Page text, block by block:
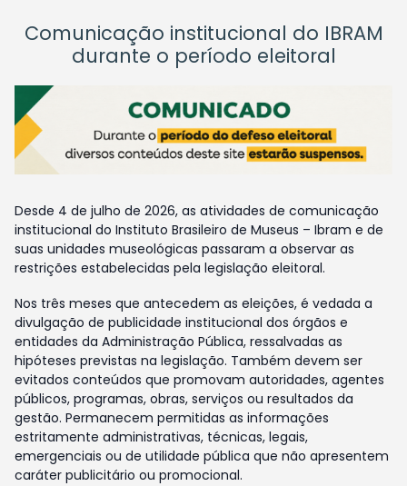
Comunicação institucional do IBRAM
durante o período eleitoral
Desde 4 de julho de 2026, as atividades de comunicação
institucional do Instituto Brasileiro de Museus – Ibram e de
suas unidades museológicas passaram a observar as
restrições estabelecidas pela legislação eleitoral.
Nos três meses que antecedem as eleições, é vedada a
divulgação de publicidade institucional dos órgãos e
entidades da Administração Pública, ressalvadas as
hipóteses previstas na legislação. Também devem ser
evitados conteúdos que promovam autoridades, agentes
públicos, programas, obras, serviços ou resultados da
gestão. Permanecem permitidas as informações
estritamente administrativas, técnicas, legais,
emergenciais ou de utilidade pública que não apresentem
caráter publicitário ou promocional.